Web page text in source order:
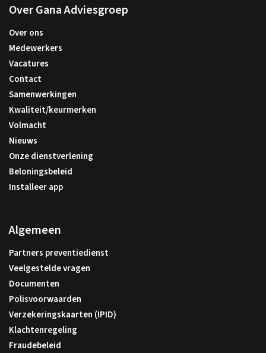
Over Gana Adviesgroep
Over ons
Medewerkers
Vacatures
Contact
Samenwerkingen
Kwaliteit/keurmerken
Volmacht
Nieuws
Onze dienstverlening
Beloningsbeleid
Installeer app
Algemeen
Partners preventiedienst
Veelgestelde vragen
Documenten
Polisvoorwaarden
Verzekeringskaarten (IPID)
Klachtenregeling
Fraudebeleid